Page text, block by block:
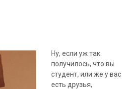
Ну, если уж так
получилось, что вы
студент, или же у вас
есть друзья,